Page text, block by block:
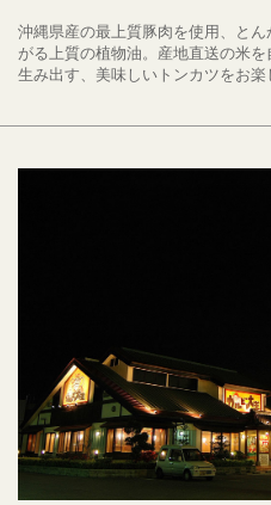
沖縄県産の最上質豚肉を使用、と
がる上質の植物油。産地直送の米
生み出す、美味しいトンカツをお楽